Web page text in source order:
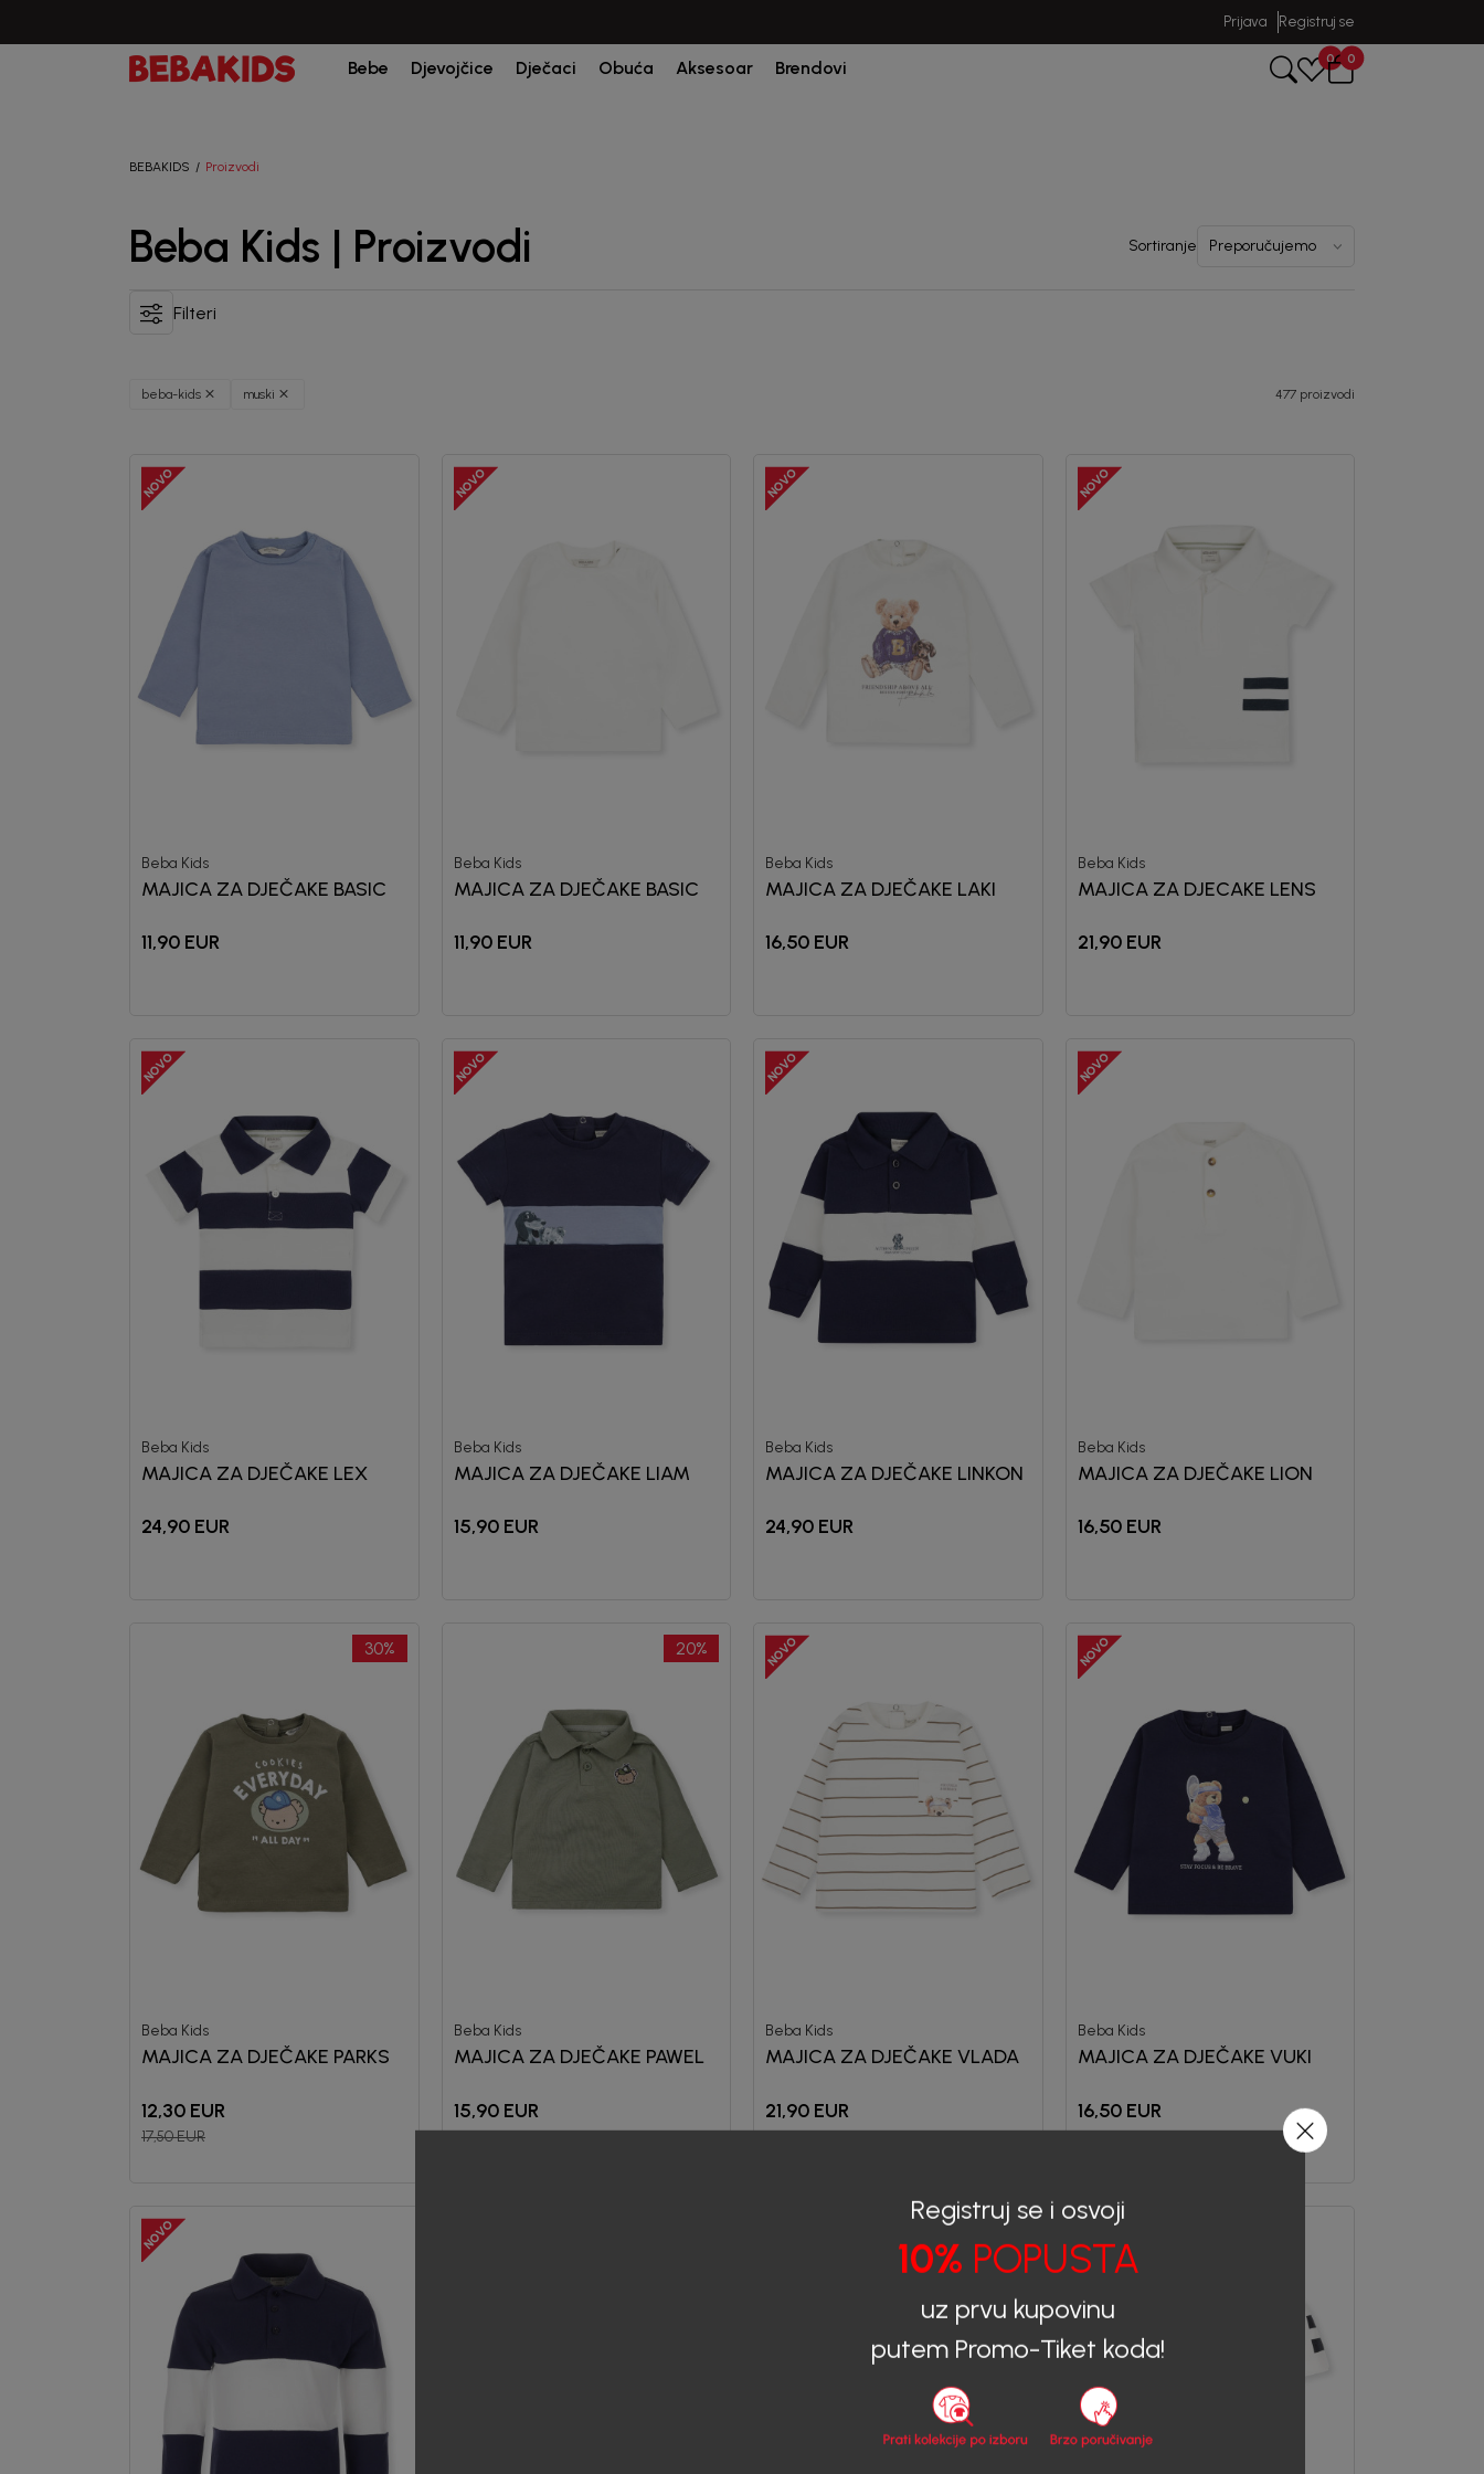
Prijava Registruj se
Bebe Djevojčice Dječaci Obuća Aksesoar Brendovi 0 0
BEBAKIDS Proizvodi
Beba Kids | Proizvodi Sortiranje
Filteri
beba-kids muski 477 proizvodi
Beba Kids
MAJICA ZA DJEČAKE BASIC
11,90 EUR
Beba Kids
MAJICA ZA DJEČAKE BASIC
11,90 EUR
Beba Kids
MAJICA ZA DJEČAKE LAKI
16,50 EUR
Beba Kids
MAJICA ZA DJECAKE LENS
21,90 EUR
Beba Kids
MAJICA ZA DJEČAKE LEX
24,90 EUR
Beba Kids
MAJICA ZA DJEČAKE LIAM
15,90 EUR
Beba Kids
MAJICA ZA DJEČAKE LINKON
24,90 EUR
Beba Kids
MAJICA ZA DJEČAKE LION
16,50 EUR
30%
Beba Kids
MAJICA ZA DJEČAKE PARKS
12,30 EUR
17,50EUR
20%
Beba Kids
MAJICA ZA DJEČAKE PAWEL
15,90 EUR
19,90EUR
Beba Kids
MAJICA ZA DJEČAKE VLADA
21,90 EUR
Beba Kids
MAJICA ZA DJEČAKE VUKI
16,50 EUR
Registruj se i osvoji
10% POPUSTA
uz prvu kupovinu
putem Promo-Tiket koda!